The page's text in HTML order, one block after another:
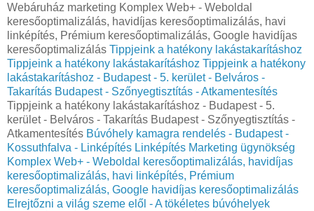
Webáruház marketing Komplex Web+ - Weboldal
keresőoptimalizálás, havidíjas keresőoptimalizálás, havi
linképítés, Prémium keresőoptimalizálás, Google havidíjas
keresőoptimalizálás Tippjeink a hatékony lakástakarításhoz
Tippjeink a hatékony lakástakarításhoz Tippjeink a hatékony
lakástakarításhoz - Budapest - 5. kerület - Belváros -
Takarítás Budapest - Szőnyegtisztítás - Atkamentesítés
Tippjeink a hatékony lakástakarításhoz - Budapest - 5.
kerület - Belváros - Takarítás Budapest - Szőnyegtisztítás -
Atkamentesítés Búvóhely kamagra rendelés - Budapest -
Kossuthfalva - Linképítés Linképítés Marketing ügynökség
Komplex Web+ - Weboldal keresőoptimalizálás, havidíjas
keresőoptimalizálás, havi linképítés, Prémium
keresőoptimalizálás, Google havidíjas keresőoptimalizálás
Elrejtőzni a világ szeme elől - A tökéletes búvóhelyek